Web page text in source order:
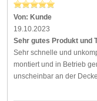
Von: Kunde
19.10.2023
Sehr gutes Produkt und
Sehr schnelle und
montiert und in Betrieb
unscheinbar an der